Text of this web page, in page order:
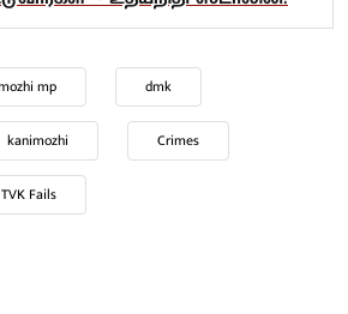
mp dmk
kanimozhi Crimes
TVK Fails